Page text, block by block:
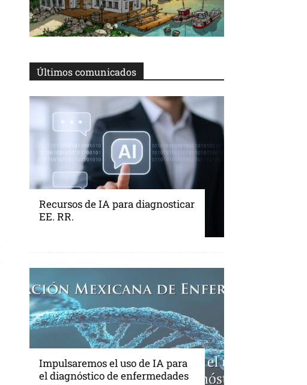
Últimos comunicados
Recursos de IA para diagnosticar
EE. RR.
Impulsaremos el uso de IA para
el diagnóstico de enfermedades